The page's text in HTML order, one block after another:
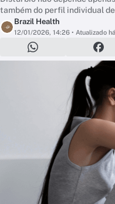
também do perfil individual
Brazil Health
12/01/2026, 14:26 • Atualizado